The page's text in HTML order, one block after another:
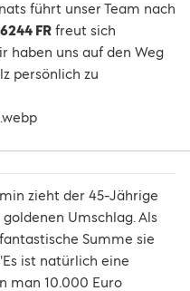
führt unser Team nach
FR freut sich
haben uns auf den Weg
persönlich zu
zieht der 45-Jährige
Umschlag. Als
Summe sie
ist natürlich eine
man 10.000 Euro